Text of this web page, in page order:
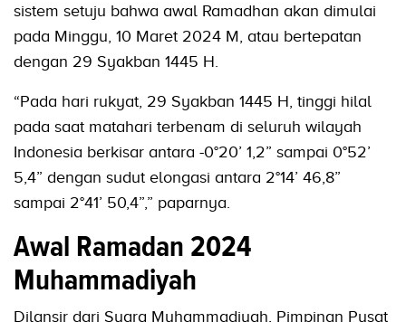
sistem setuju bahwa awal Ramadhan akan dimulai
pada Minggu, 10 Maret 2024 M, atau bertepatan
dengan 29 Syakban 1445 H.
“Pada hari rukyat, 29 Syakban 1445 H, tinggi hilal
pada saat matahari terbenam di seluruh wilayah
Indonesia berkisar antara -0°20’ 1,2” sampai 0°52’
5,4” dengan sudut elongasi antara 2°14’ 46,8”
sampai 2°41’ 50,4”,” paparnya.
Awal Ramadan 2024
Muhammadiyah
Dilansir dari Suara Muhammadiyah, Pimpinan Pusat